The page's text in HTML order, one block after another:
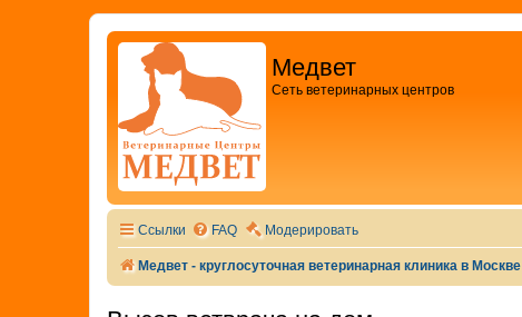
Медвет
Сеть ветеринарных центров
Ссылки FAQ Модерировать
Медвет - круглосуточная ветеринарная клиника в Москве